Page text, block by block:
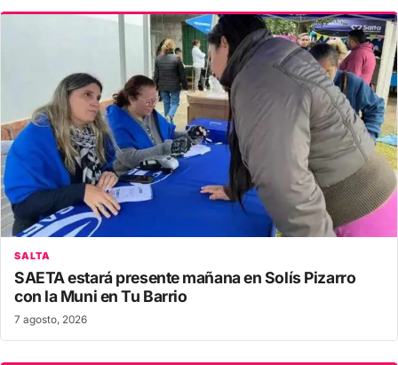
SALTA
SAETA estará presente mañana en Solís Pizarro
con la Muni en Tu Barrio
7 agosto, 2026